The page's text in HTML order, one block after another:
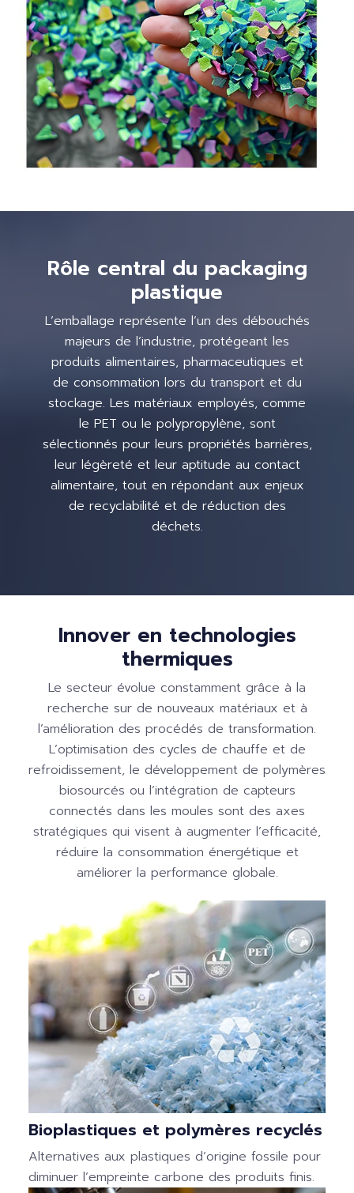
Rôle central du packaging
plastique
L’emballage représente l’un des débouchés
majeurs de l’industrie, protégeant les
produits alimentaires, pharmaceutiques et
de consommation lors du transport et du
stockage. Les matériaux employés, comme
le PET ou le polypropylène, sont
sélectionnés pour leurs propriétés barrières,
leur légèreté et leur aptitude au contact
alimentaire, tout en répondant aux enjeux
de recyclabilité et de réduction des
déchets.
Innover en technologies
thermiques
Le secteur évolue constamment grâce à la
recherche sur de nouveaux matériaux et à
l’amélioration des procédés de transformation.
L’optimisation des cycles de chauffe et de
refroidissement, le développement de polymères
biosourcés ou l’intégration de capteurs
connectés dans les moules sont des axes
stratégiques qui visent à augmenter l’efficacité,
réduire la consommation énergétique et
améliorer la performance globale.
Bioplastiques et polymères recyclés
Alternatives aux plastiques d’origine fossile pour
diminuer l’empreinte carbone des produits finis.